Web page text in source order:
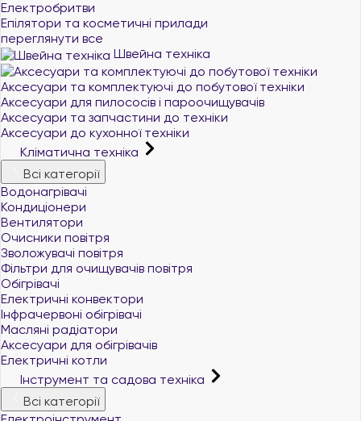
Електробритви
Епілятори та косметичні прилади
переглянути все
Швейна техніка
Аксесуари та комплектуючі до побутової техніки
Аксесуари для пилососів і пароочищувачів
Аксесуари та запчастини до техніки
Аксесуари до кухонної техніки
Кліматична техніка
Всі категорії
Водонагрівачі
Кондиціонери
Вентилятори
Очисники повітря
Зволожувачі повітря
Фільтри для очищувачів повітря
Обігрівачі
Електричні конвектори
Інфрачервоні обігрівачі
Масляні радіатори
Аксесуари для обігрівачів
Електричні котли
Інструмент та садова техніка
Всі категорії